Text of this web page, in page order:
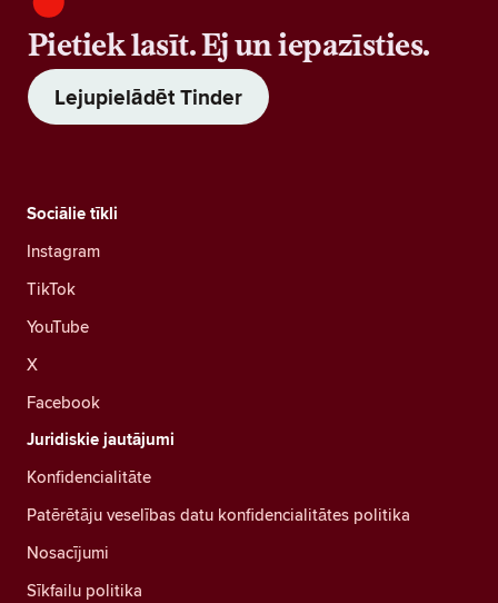
Pietiek lasīt. Ej un iepazīsties.
Lejupielādēt Tinder
Sociālie tīkli
Instagram
TikTok
YouTube
X
Facebook
Juridiskie jautājumi
Konfidencialitāte
Patērētāju veselības datu konfidencialitātes politika
Nosacījumi
Sīkfailu politika